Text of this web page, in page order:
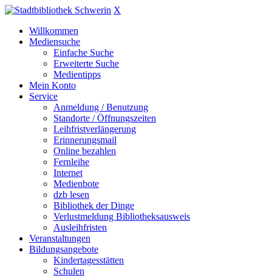
X
Willkommen
Mediensuche
Einfache Suche
Erweiterte Suche
Medientipps
Mein Konto
Service
Anmeldung / Benutzung
Standorte / Öffnungszeiten
Leihfristverlängerung
Erinnerungsmail
Online bezahlen
Fernleihe
Internet
Medienbote
dzb lesen
Bibliothek der Dinge
Verlustmeldung Bibliotheksausweis
Ausleihfristen
Veranstaltungen
Bildungsangebote
Kindertagesstätten
Schulen